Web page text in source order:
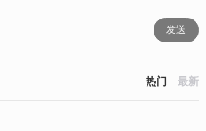
发送
热门 最新